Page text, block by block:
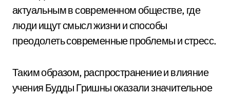
актуальным в современном обществе, где
люди ищут смысл жизни и способы
преодолеть современные проблемы и стресс.
Таким образом, распространение и влияние
учения Будды Гришны оказали значительное